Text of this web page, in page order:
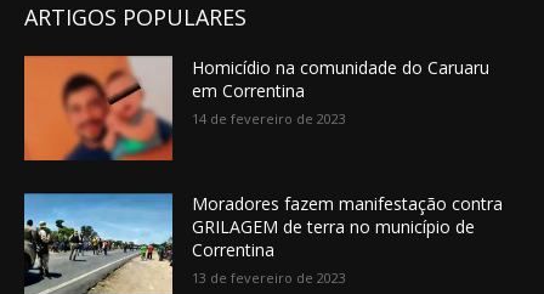
ARTIGOS POPULARES
Homicídio na comunidade do Caruaru
em Correntina
14 de fevereiro de 2023
Moradores fazem manifestação contra
GRILAGEM de terra no município de
Correntina
13 de fevereiro de 2023